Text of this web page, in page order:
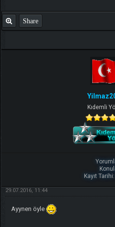
Share
Kıdemli
Kayıt
29.07.2016, 11:44
Ayynen öyle